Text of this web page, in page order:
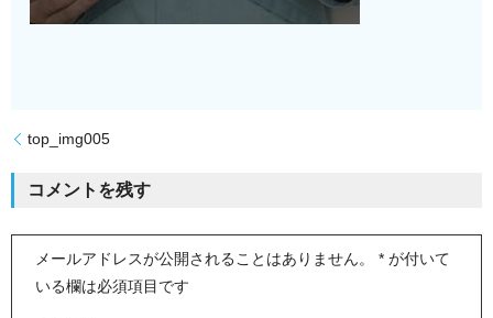
top_img005
コメントを残す
メールアドレスが公開されることはありません。 * が付いて
いる欄は必須項目です